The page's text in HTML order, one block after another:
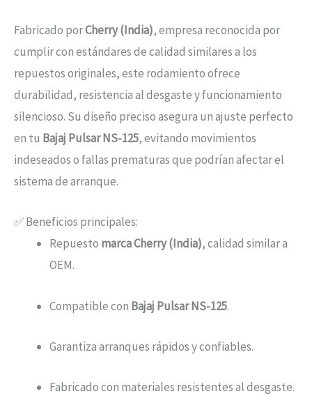
Fabricado porCherry (India), empresa reconocida por
cumplir con estándares de calidad similares a los
repuestos originales, este rodamiento ofrece
durabilidad, resistencia al desgaste y funcionamiento
silencioso. Su diseño preciso asegura un ajuste perfecto
en tu Bajaj Pulsar NS-125, evitando movimientos
indeseados o fallas prematuras que podrían afectar el
sistema de arranque.
✅ Beneficios principales:
Repuesto marca Cherry (India), calidad similar a
OEM.
Compatible con Bajaj Pulsar NS-125.
Garantiza arranques rápidos y confiables.
Fabricado con materiales resistentes al desgaste.